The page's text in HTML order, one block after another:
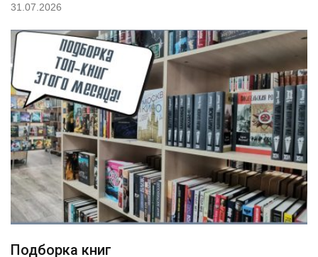
31.07.2026
Подборка книг